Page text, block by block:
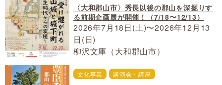
〈大和郡山市〉秀長以後の郡山を深掘りす
る前期企画展が開催！（7/18〜12/13）
2026年7月18日(土)〜2026年12月13
日(日)
柳沢文庫（大和郡山市）
文化事業 講演会・講座